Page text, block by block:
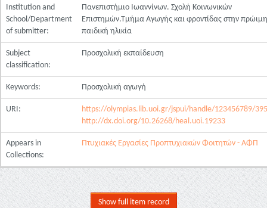
Institution and
School/Department
of submitter:
Πανεπιστήμιο Ιωαννίνων. Σχολή Κοινωνικών
Επιστημών.Τμήμα Αγωγής και φροντίδας στην πρώιμη
παιδική ηλικία
Subject
classification:
Προσχολική εκπαίδευση
Keywords: Προσχολική αγωγή
URI:
https://olympias.lib.uoi.gr/jspui/handle/123456789/
http://dx.doi.org/10.26268/heal.uoi.19233
Appears in
Collections:
Πτυχιακές Εργασίες Προπτυχιακών Φοιτητών - ΑΦΠ
Show full item record